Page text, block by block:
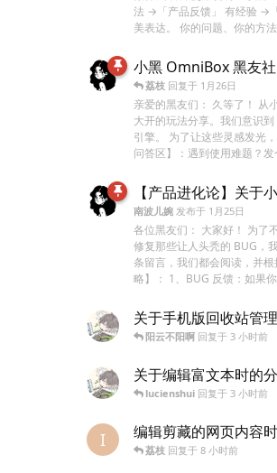
法 →「产品反馈」 有经验 →
美表达。 你的问题、你的方
小黑 OmniBox 黑友社
荔枝 回复于 1月26日
亲爱的黑友们： 久等了！ 从
大开的玩法分享。我们意识
引擎。 为了让这些灵感发光
问答区】：遇到使用难题？
【产品进化论】关于
南波儿婉 发布于 1月25日
各位黑友们： 大家好！ 为了
修复那些让人头秃的 BUG，
条留言，我们都会阅读，并
略】： 1、BUG 反馈：如果
关于手机版回收站管
阳云不阳啊 回复于 3 小时前
关于编辑富文本时的
lucienshui 回复于 3 小时前
I 编辑剪藏的网页内容
荔枝 回复于 8 小时前